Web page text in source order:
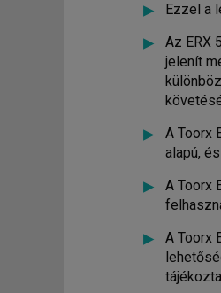
Ezzel a
Az ERX
jelenít
A Toorx
alapú,
A Toorx
A Toorx